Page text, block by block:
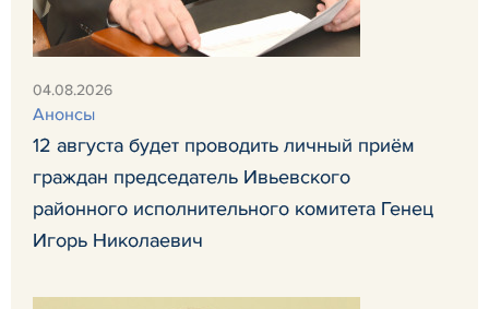
04.08.2026
Анонсы
12 августа будет проводить личный приём
граждан председатель Ивьевского
районного исполнительного комитета Генец
Игорь Николаевич